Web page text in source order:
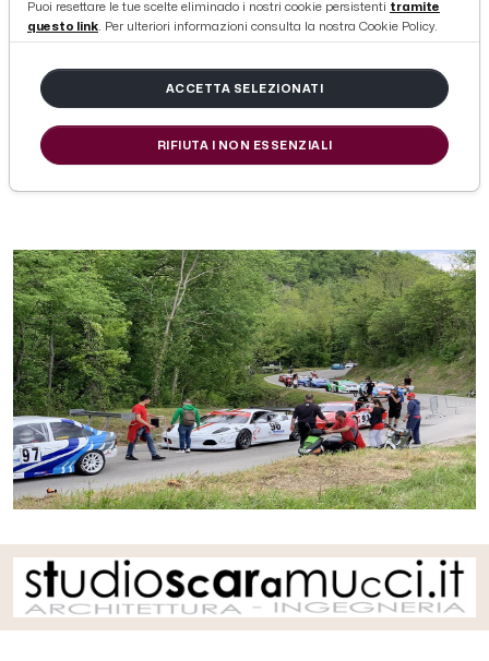
Civm, secondo round a Sarnano. I
duelli più attesi del 31esimo Trofeo
Lodovico Scarfiotti
di Redazione Picenotime
Puoi resettare le tue scelte eliminado i nostri cookie persistenti tramite
questo link. Per ulteriori informazioni consulta la nostra Cookie Policy.
ACCETTA SELEZIONATI
RIFIUTA I NON ESSENZIALI